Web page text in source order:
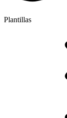
Plantillas